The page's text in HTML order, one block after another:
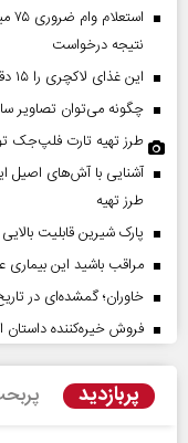
نتیجه درخواست
این غذای لاکچری را ۱۵ دقیقه‌ای آماده کنید
چگونه می‌توان تصاویر
طرز تهیه تارت فلپ‌جک
آشنایی با آش‌های اصیل
طرز تهیه
پارک شیرین قابلیت‌
مراقب باشید این
خاوران؛ گمشده‌ای در
فروش خیره‌کننده داستان اسباب‌بازی ۵؛ بزرگ‌ترین
پربازدید